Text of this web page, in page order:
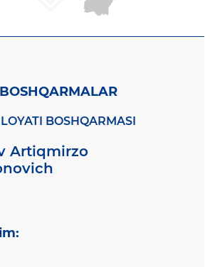
BOSHQARMASI
Artiqmirzo
: